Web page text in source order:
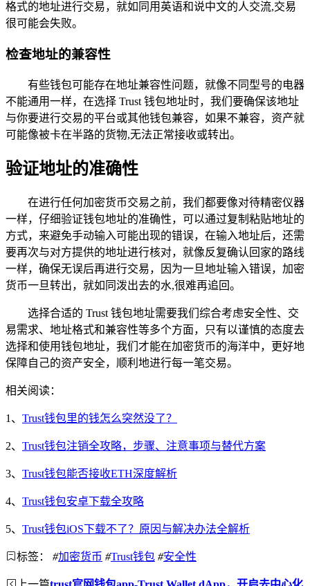
格式的地址进行交易，就如同用英语和说中文的人交流,交易
很可能会失败。
检查地址的兼容性
有些钱包可能存在地址兼容性问题，就像不同型号的电器
不能通用一样，在选择 Trust 钱包地址时，我们要确保该地址
与你要进行交易的平台或其他钱包兼容，如果不兼容，资产就
可能像被卡在半路的货物,无法正常接收或转出。
验证地址的准确性
在进行任何加密货币交易之前，我们都要像对待精密仪器
一样，仔细验证钱包地址的准确性，可以通过复制粘贴地址的
方式，来避免手动输入可能出现的错误，在输入地址后，还需
要再次与对方提供的地址进行核对，就像反复确认回家的路线
一样，确保无误后再进行交易，因为一旦地址输入错误，加密
货币一旦转出，就如同泼出去的水,很难再追回。
选择合适的 Trust 钱包地址需要我们综合考虑安全性、交
易需求、地址格式和兼容性等多个方面，只有以谨慎的态度去
选择和使用钱包地址，我们才能在加密货币的海洋中，更好地
保障自己的资产安全，顺利地进行每一笔交易。
相关阅读：
1、 Trust钱包里的钱怎么突然没了？
2、 Trust钱包注销全攻略，步骤、注意事项与替代方案
3、 Trust钱包能否接收ETH深度解析
4、 Trust钱包安卓下载全攻略
5、 Trust钱包iOS下载不了？原因与解决办法全解析
标签： #加密货币 #Trust钱包 #安全性